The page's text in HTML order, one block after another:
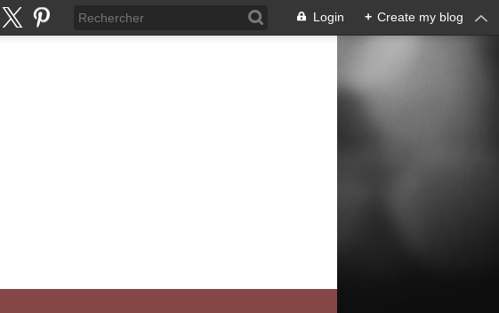
Login + Create my blog